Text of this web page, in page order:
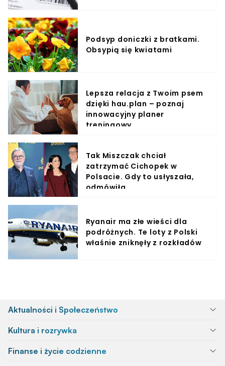
Podsyp doniczki z bratkami.
Obsypią się kwiatami
Lepsza relacja z Twoim psem
dzięki hau.plan – poznaj
innowacyjny planer
treningowy
Tak Miszczak chciał
zatrzymać Cichopek w
Polsacie. Gdy to usłyszała,
odmówiła
Ryanair ma złe wieści dla
podróżnych. Te loty z Polski
właśnie zniknęły z rozkładów
Aktualności i Społeczeństwo
Kultura i rozrywka
Finanse i życie codzienne